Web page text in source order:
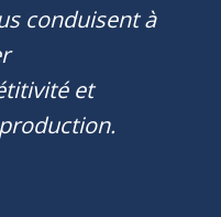
conduisent à
et